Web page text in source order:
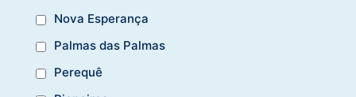
Nova Esperança
Palmas das Palmas
Perequê